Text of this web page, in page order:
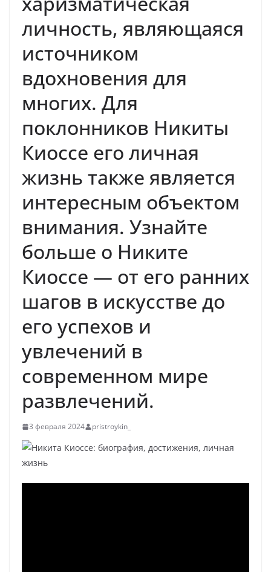
личность, являющаяся
источником
вдохновения для
многих. Для
поклонников Никиты
Киоссе его личная
жизнь также является
интересным объектом
внимания. Узнайте
больше о Никите
Киоссе — от его ранних
шагов в искусстве до
его успехов и
увлечений в
современном мире
развлечений.
3 февраля 2024 pristroykin_